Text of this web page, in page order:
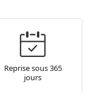
Reprise sous 365
jours